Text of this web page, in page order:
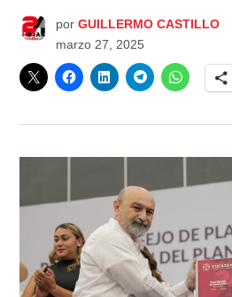
por GUILLERMO CASTILLO
marzo 27, 2025